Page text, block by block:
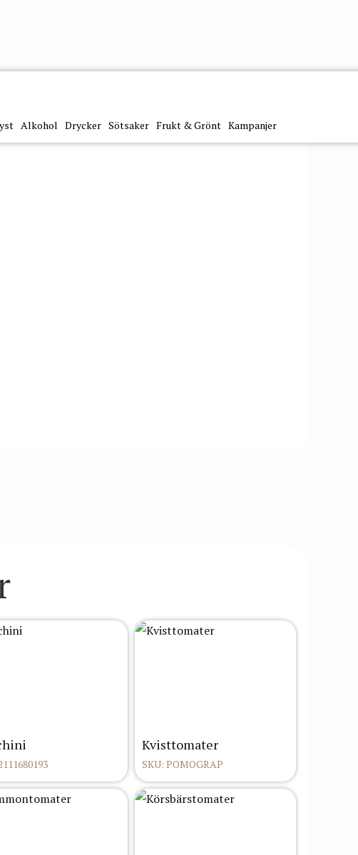
Alkohol Drycker Sötsaker Frukt & Grönt Kampanjer
Kvisttomater
SKU: POMOGRAP